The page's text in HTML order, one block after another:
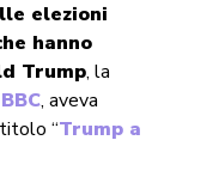
elezioni
hanno
Trump, la
BBC, aveva
“Trump a